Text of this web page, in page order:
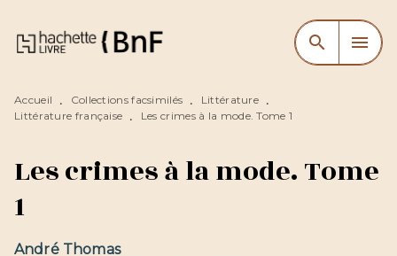
MENU RECHERCHE
CONTENU
search menu
Accueil • Collections facsimilés • Littérature •
Littérature française • Les crimes à la mode. Tome 1
Les crimes à la mode. Tome
1
André Thomas